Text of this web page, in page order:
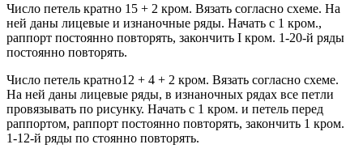
Число петель кратно 15 + 2 кром. Вязать согласно схеме. На
ней даны лицевые и изнаночные ряды. Начать с 1 кром.,
раппорт постоянно повторять, закончить I кром. 1-20-й ряды
постоянно повторять.
Число петель кратно12 + 4 + 2 кром. Вязать согласно схеме.
На ней даны лицевые ряды, в изнаночных рядах все петли
провязывать по рисунку. Начать с 1 кром. и петель перед
раппортом, раппорт постоянно повторять, закончить 1 кром.
1-12-й ряды по стоянно повторять.